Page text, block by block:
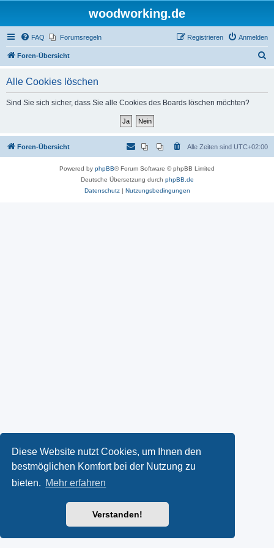
Diese Website nutzt Cookies, um Ihnen den
bestmöglichen Komfort bei der Nutzung zu
bieten. Mehr erfahren
Verstanden!
woodworking.de
FAQ Forumsregeln Anmelden
Registrieren
Foren-Übersicht
Alle Cookies löschen
Sind Sie sich sicher, dass Sie alle Cookies des Boards löschen möchten?
Foren-Übersicht Alle Zeiten sind UTC+02:00
Powered by phpBB® Forum Software © phpBB Limited
Deutsche Übersetzung durch phpBB.de
Datenschutz| Nutzungsbedingungen